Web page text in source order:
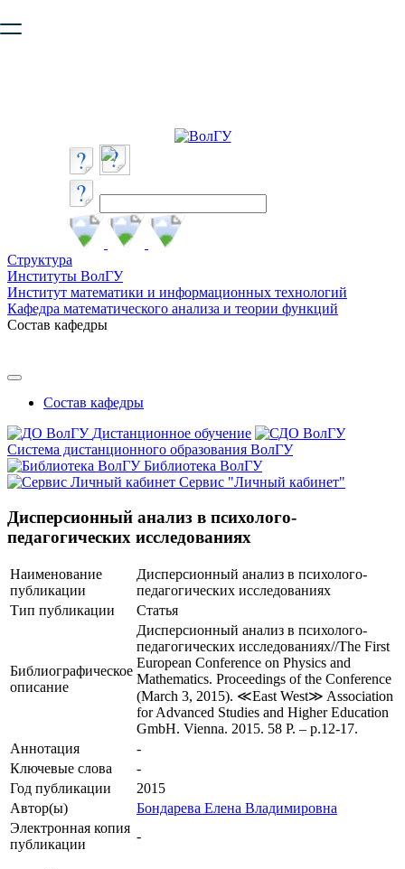
безопасную работу с сайтом. Пожалуйста
Структура
Институты ВолГУ
Институт математики и информационных технологий
Кафедра математического анализа и теории функций
Состав кафедры
Состав кафедры
Дистанционное обучение
Система дистанционного образования ВолГУ
Библиотека ВолГУ
Сервис "Личный кабинет"
Дисперсионный анализ в психолого-
педагогических исследованиях
Наименование
публикации
Дисперсионный анализ в психолого-
педагогических исследованиях
Тип публикации
Статья
Библиографическое
описание
Дисперсионный анализ в психолого-
педагогических исследованиях//The First
European Conference on Physics and
Mathematics. Proceedings of the Conference
(March 3, 2015). ≪East West≫ Association
for Advanced Studies and Higher Education
GmbH. Vienna. 2015. 58 P. – р.12-17.
Аннотация
-
Ключевые cлова
-
Год публикации
2015
Автор(ы)
Бондарева Елена Владимировна
Электронная копия
публикации
-